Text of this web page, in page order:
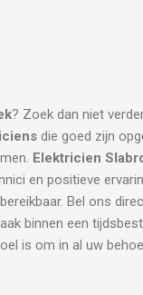
? Zoek dan niet
die goed zijn
Elektricien
en positieve
Bel ons
binnen een
is om in al uw